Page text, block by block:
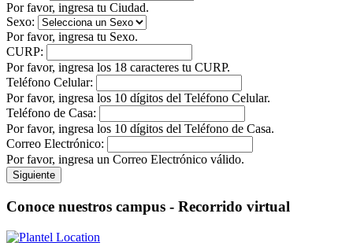
Por favor, ingresa tu Ciudad.
Sexo:
Por favor, ingresa tu Sexo.
CURP:
Por favor, ingresa los 18 caracteres tu CURP.
Teléfono Celular:
Por favor, ingresa los 10 dígitos del Teléfono Celular.
Teléfono de Casa:
Por favor, ingresa los 10 dígitos del Teléfono de Casa.
Correo Electrónico:
Por favor, ingresa un Correo Electrónico válido.
Siguiente
Conoce nuestros campus - Recorrido virtual